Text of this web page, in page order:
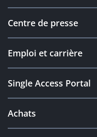
Centre de presse
Emploi et carrière
Single Access Portal
Achats